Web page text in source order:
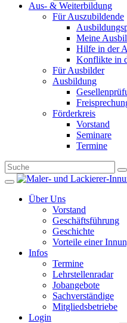
Aus- & Weiterbildung
Für Auszubildende
Meine
Hilfe in der
Konflikte in
Für Ausbilder
Ausbildung
Förderkreis
Vorstand
Seminare
Termine
Über Uns
Vorstand
Geschäftsführung
Geschichte
Vorteile einer
Infos
Termine
Lehrstellenradar
Jobangebote
Sachverständige
Mitgliedsbetriebe
Login